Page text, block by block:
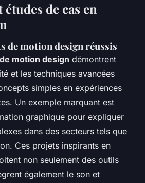
de cas en
de motion design réussis
motion design démontrent
et les techniques avancées
simples en expériences
Un exemple marquant est
graphique pour expliquer
dans des secteurs tels que
Ces projets inspirants en
non seulement des outils
également le son et